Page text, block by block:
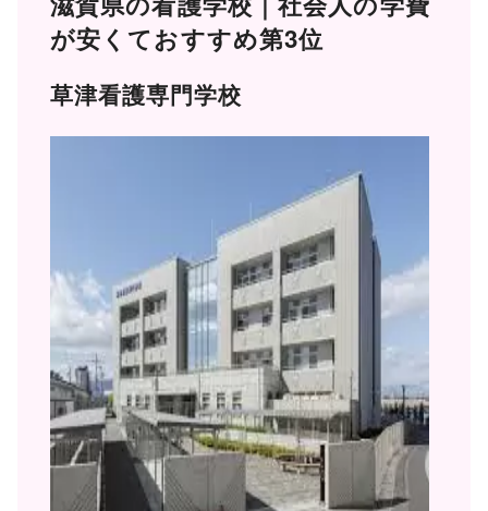
が安くておすすめ第3位
草津看護専門学校